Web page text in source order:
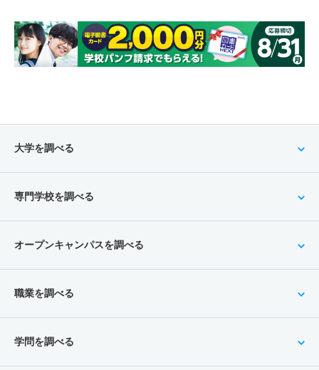
大学を調べる
専門学校を調べる
オープンキャンパスを調べる
職業を調べる
学問を調べる